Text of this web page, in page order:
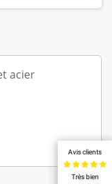
Avis clients
Très bien
acier